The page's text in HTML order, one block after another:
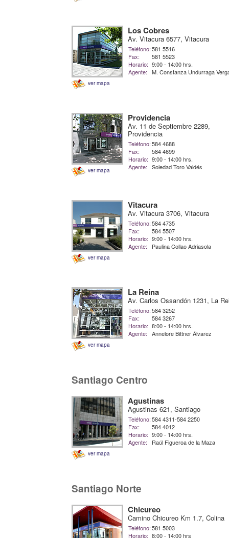
ver mapa
Los Cobres
Av. Vitacura 6577, Vitacura
Teléfono:581 5516
Fax:
581 5523
Horario: 9:00 - 14:00 hrs.
Agente:
M. Constanza Undurraga
ver mapa
Providencia
Av. 11 de Septiembre 2289,
Providencia
Teléfono:584 4688
Fax:
584 4699
Horario: 9:00 - 14:00 hrs.
Agente:
Soledad Toro Valdés
ver mapa
Vitacura
Av. Vitacura 3706, Vitacura
Teléfono:584 4735
Fax:
584 5507
Horario: 9:00 - 14:00 hrs.
Agente:
Paulina Collao Adriasola
ver mapa
La Reina
Av. Carlos Ossandón 1231, La
Teléfono:584 3252
Fax:
584 3267
Horario: 8:00 - 14:00 hrs.
Agente:
Annelore Bittner Álvarez
Santiago Centro
ver mapa
Agustinas
Agustinas 621, Santiago
Teléfono:584 4311-584 2250
Fax:
584 4012
Horario: 9:00 - 14:00 hrs.
Agente:
Raúl Figueroa de la Maza
Santiago Norte
Chicureo
Camino Chicureo Km 1.7, Colina
Teléfono:581 5003
Horario: 8:00 - 14:00 hrs